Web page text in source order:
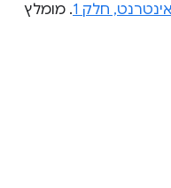
. מומלץ